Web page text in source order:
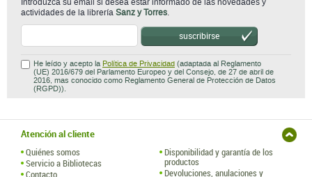
Introduzca su email si desea estar informado de las novedades y
actividades de la librería Sanz y Torres.
suscribirse
He leído y acepto la Política de Privacidad (adaptada al Reglamento
(UE) 2016/679 del Parlamento Europeo y del Consejo, de 27 de abril de
2016, mas conocido como Reglamento General de Protección de Datos
(RGPD)).
Atención al cliente
Quiénes somos
Servicio a Bibliotecas
Contacto
Disponibilidad y garantía de los
productos
Devoluciones, anulaciones y